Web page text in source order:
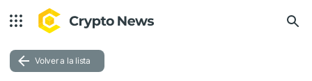
Volver a la lista